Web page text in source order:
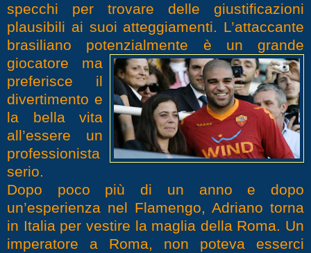
specchi per trovare delle giustificazioni
plausibili ai suoi atteggiamenti. L’attaccante
brasiliano potenzialmente è un grande
giocatore ma
preferisce il
divertimento e
la bella vita
all’essere un
professionista
serio.
Dopo poco più di un anno e dopo
un’esperienza nel Flamengo, Adriano torna
in Italia per vestire la maglia della Roma. Un
imperatore a Roma, non poteva esserci